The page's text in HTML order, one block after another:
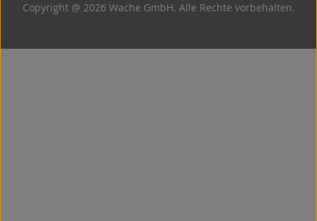
Copyright @ 2026 Wache GmbH. Alle Rechte vorbehalten.